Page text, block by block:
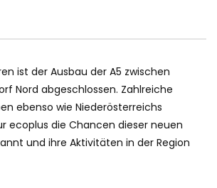
ist der Ausbau der A5 zwischen
Nord abgeschlossen. Zahlreiche
ebenso wie Niederösterreichs
ecoplus die Chancen dieser neuen
und ihre Aktivitäten in der Region